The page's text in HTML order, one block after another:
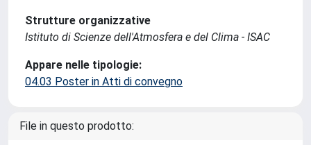
Strutture organizzative
Istituto di Scienze dell'Atmosfera e del Clima - ISAC
Appare nelle tipologie:
04.03 Poster in Atti di convegno
File in questo prodotto: